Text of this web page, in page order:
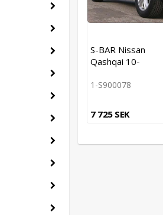
S-BAR Nissan
Qashqai 10-
1-S900078
7 725 SEK